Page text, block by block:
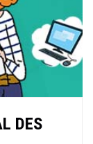
DES